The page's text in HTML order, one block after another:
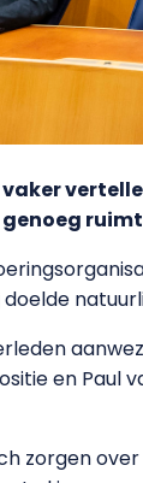
en Paul
zorgen